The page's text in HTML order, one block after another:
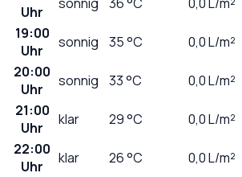
Uhr
19:00
Uhr
sonnig 35°C 0,0L/m²
20:00
Uhr
sonnig 33°C 0,0L/m²
21:00
Uhr
klar 29°C 0,0L/m²
22:00
Uhr
klar 26°C 0,0L/m²